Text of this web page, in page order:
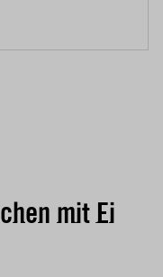
mit Ei